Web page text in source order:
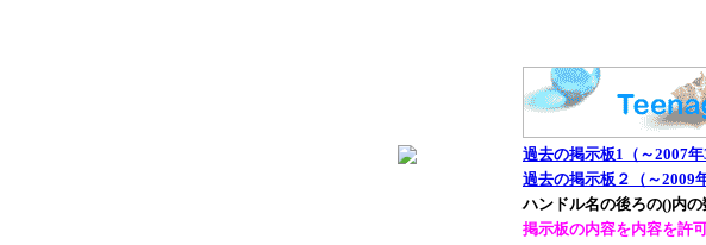
過去の掲示板1（～2007
過去の掲示板２（～2009
ハンドル名の後ろの()内の
掲示板の内容を内容を許